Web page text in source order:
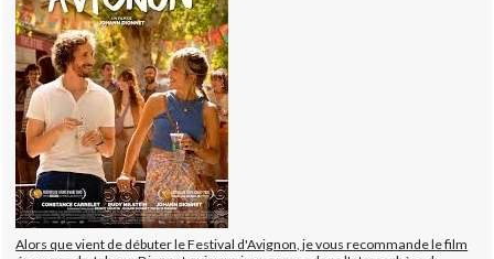
Alors que vient de débuter le Festival d'Avignon, je vous recommande le film